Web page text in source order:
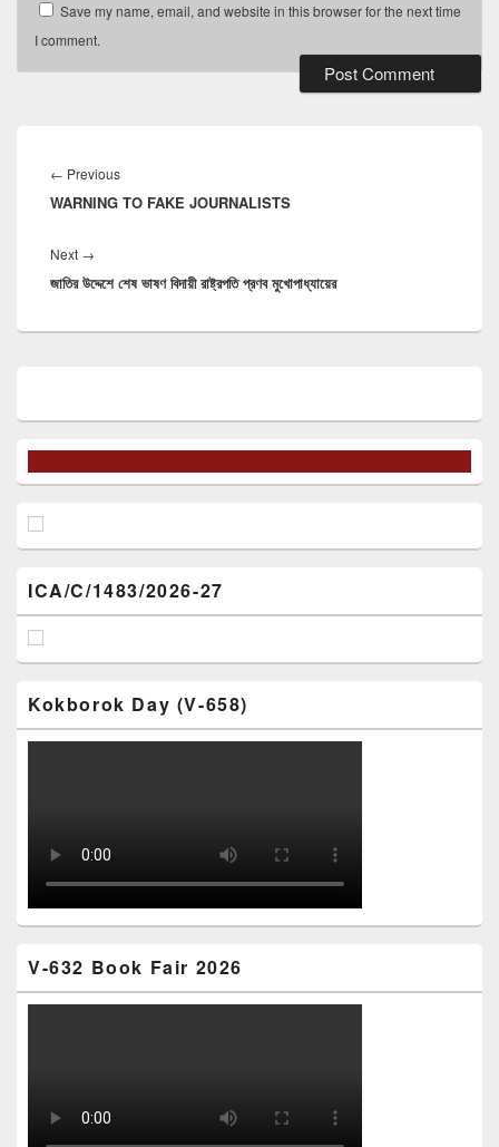
Save my name, email, and website in this browser for the next time
I comment.
navigation
← PreviousPrevious
post:
WARNING TO FAKE JOURNALISTS
Next →
post:
জাতির উদ্দেশে শেষ ভাষণ বিদায়ী রাষ্ট্রপতি প্রণব মুখোপাধ্যায়ের
Widget
ICA/C/1483/2026-27
Kokborok Day (V-658)
V-632 Book Fair 2026